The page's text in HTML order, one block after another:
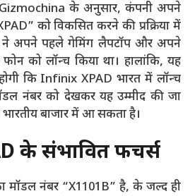
के अनुसार, कंपनी अपने
को विकसित करने की प्रक्रिया में
ने अपने पहले गेमिंग लैपटॉप और अपने
को लॉन्च किया था। हालांकि, यह
कि Infinix XPAD भारत में लॉन्च
नंबर को देखकर यह उम्मीद की जा
बाजार में आ सकता है।
के संभावित फीचर्स
मॉडल नंबर “X1101B” है, के जल्द ही